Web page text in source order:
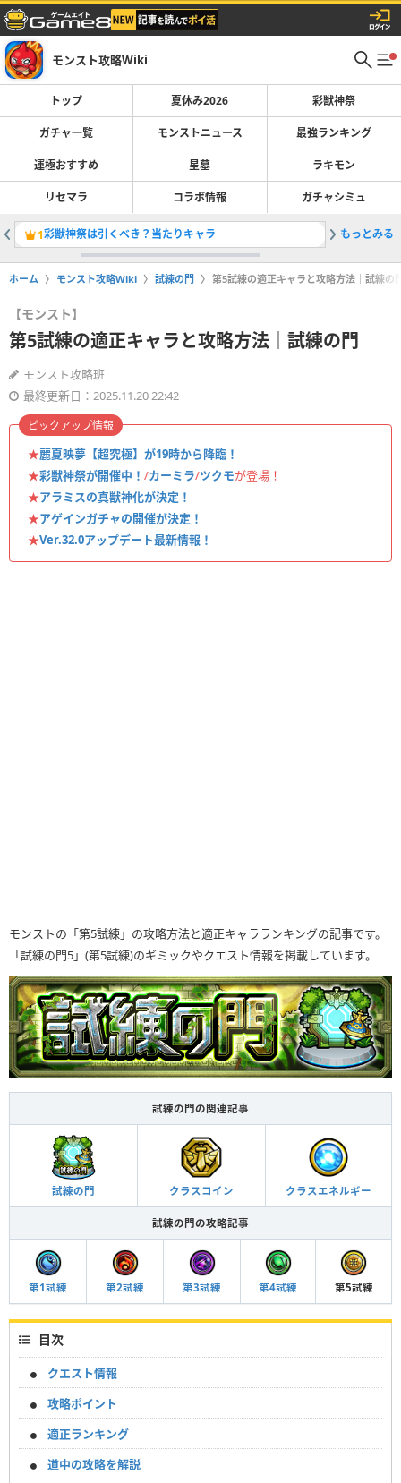
モンスト攻略Wiki
トップ 夏休み2026 彩獣神祭
ガチャ一覧 モンストニュース 最強ランキング
運極おすすめ 星墓 ラキモン
リセマラ コラボ情報 ガチャシミュ
1彩獣神祭は引くべき？当たりキャラ 2最強キ
もっとみる
ホーム モンスト攻略Wiki 試練の門 第5試練の適正キャラと攻略方法｜試練の
【モンスト】
第5試練の適正キャラと攻略方法｜試練の門
モンスト攻略班
最終更新日：2025.11.20 22:42
★麗夏映夢【超究極】が19時から降臨！
★彩獣神祭が開催中！ /カーミラ/ツクモが登場！
★アラミスの真獣神化が決定！
★アゲインガチャの開催が決定！
★Ver.32.0アップデート最新情報！
ピックアップ情報
モンストの「第5試練」の攻略方法と適正キャラランキングの記事です。
「試練の門5」(第5試練)のギミックやクエスト情報を掲載しています。
試練の門の関連記事
試練の門 クラスコイン クラスエネルギー
試練の門の攻略記事
第1試練 第2試練 第3試練 第4試練 第5試練
目次
クエスト情報
攻略ポイント
適正ランキング
道中の攻略を解説